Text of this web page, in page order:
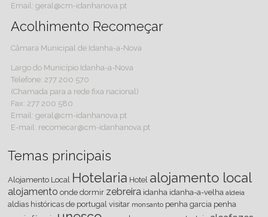
Email: geral@cm-idanhanova.pt
Acolhimento Recomeçar
Câmara Municipal de Idanha-a-Nova
Largo do Município Idanha-a-Nova
Telefone: 277 200 570
(Chamada para a rede fixa nacional)
Fax: 277 200 580
Email: geral@cm-idanhanova.pt
E-mail: recomecar@cm-idanhanova.pt
Temas principais
Alojamento Local Hotelaria Hotel alojamento local
alojamento onde dormir zebreira idanha idanha-a-velha aldeia
aldias históricas de portugal visitar monsanto penha garcia penha